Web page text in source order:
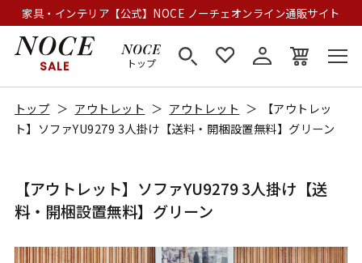
家具・インテリア【公式】NOCE ノーチェオンライン通販サイト
SALE トップ
トップ アウトレット アウトレット
【アウトレッ
ト】ソファYU9279 3人掛け【送料・開梱設置無料】グリーン
【アウトレット】ソファYU9279 3人掛け【送
料・開梱設置無料】グリーン